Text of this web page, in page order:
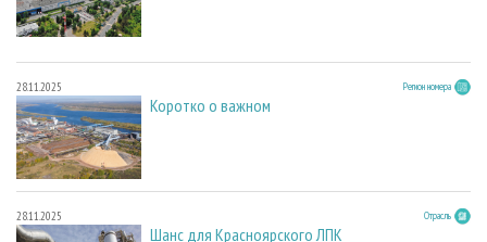
28.11.2025 Регион номера
Коротко о важном
28.11.2025 Отрасль
Шанс для Красноярского ЛПК